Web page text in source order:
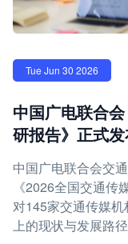
Tue Jun 30 2026
中国广电联合
研报告》正式
中国广电联合会交
《2026全国交通
对145家交通传媒
上的现状与发展路径